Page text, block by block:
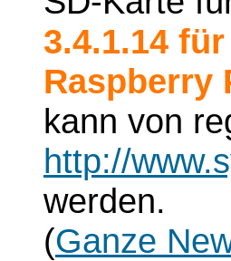
3.4.1.14
Raspberry
kann von
http://
werden.
(Ganze